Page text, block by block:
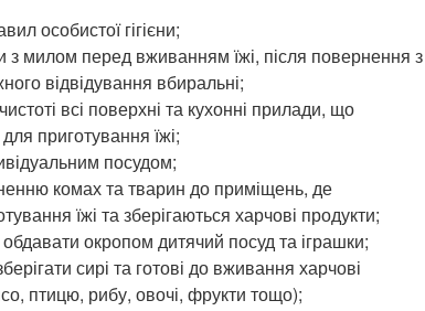
особистої гігієни;
з милом перед вживанням їжі, після повернення з
відвідування вбиральні;
всі поверхні та кухонні прилади, що
приготування їжі;
посудом;
комах та тварин до приміщень, де
їжі та зберігаються харчові продукти;
окропом дитячий посуд та іграшки;
сирі та готові до вживання харчові
птицю, рибу, овочі, фрукти тощо);